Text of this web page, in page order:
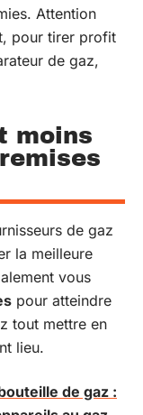
Attention
pour tirer profit
de gaz,
moins
de gaz
la meilleure
vous
pour atteindre
tout mettre en
lieu.
de gaz :